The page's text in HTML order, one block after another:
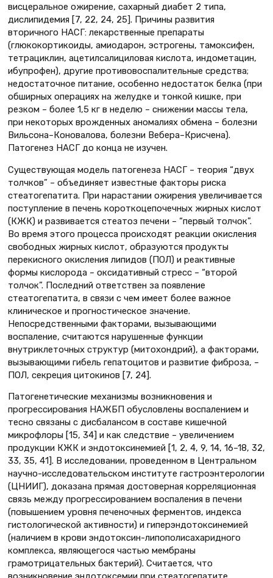
висцеральное ожирение, сахарный диабет 2 типа,
дислипидемия [7, 22, 24, 25]. Причины развития
вторичного НАСГ: лекарственные препараты
(глюкокортикоиды, амиодарон, эстрогены, тамоксифен,
тетрациклин, ацетилсалициловая кислота, индометацин,
ибупрофен), другие противовоспалительные средства;
недостаточное питание, особенно недостаток белка (при
обширных операциях на желудке и тонкой кишке, при
резком – более 1,5 кг в неделю – снижении массы тела,
при некоторых врожденных аномалиях обмена – болезни
Вильсона–Коновалова, болезни Вебера–Крисчена).
Патогенез НАСГ до конца не изучен.
Существующая модель патогенеза НАСГ – теория “двух
толчков” – объединяет известные факторы риска
стеатогепатита. При нарастании ожирения увеличивается
поступление в печень короткоцепочечных жирных кислот
(КЖК) и развивается стеатоз печени – “первый толчок”.
Во время этого процесса происходят реакции окисления
свободных жирных кислот, образуются продукты
перекисного окисления липидов (ПОЛ) и реактивные
формы кислорода – оксидативный стресс – “второй
толчок”. Последний ответствен за появление
стеатогепатита, в связи с чем имеет более важное
клиническое и прогностическое значение.
Непосредственными факторами, вызывающими
воспаление, считаются нарушенные функции
внутриклеточных структур (митохондрий), а факторами,
вызывающими гибель гепатоцитов и развитие фиброза, –
ПОЛ, секреция цитокинов [7, 24].
Патогенетические механизмы возникновения и
прогрессирования НАЖБП обусловлены воспалением и
тесно связаны с дисбалансом в составе кишечной
микрофлоры [15, 34] и как следствие – увеличением
продукции КЖК и эндотоксинемией [1, 2, 4, 9, 14, 16–18, 32,
33, 35, 41]. В исследовании, проведенном в Центральном
научно-исследовательском институте гастроэнтерологии
(ЦНИИГ), доказана прямая достоверная корреляционная
связь между прогрессированием воспаления в печени
(повышением уровня печеночных ферментов, индекса
гистологической активности) и гиперэндотоксинемией
(наличием в крови эндотоксин-липополисахаридного
комплекса, являющегося частью мембраны
грамотрицательных бактерий). Считается, что